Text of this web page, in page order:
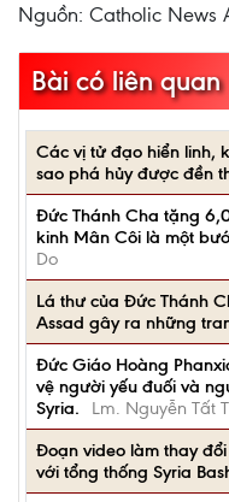
Nguồn: Catholic News
Bài có liên quan
Các vị tử đạo hiển linh,
sao phá hủy được đền
Đức Thánh Cha tặng
kinh Mân Côi là một
Do
Lá thư của Đức Thánh
Assad gây ra những
Đức Giáo Hoàng
vệ người yếu đuối và
Syria.
Lm. Nguyễn Tất
Đoạn video làm thay
với tổng thống Syria